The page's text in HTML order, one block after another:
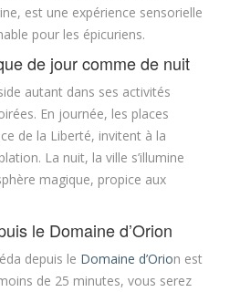
est une expérience sensorielle
pour les épicuriens.
de jour comme de nuit
autant dans ses activités
En journée, les places
de la Liberté, invitent à la
La nuit, la ville s’illumine
magique, propice aux
le Domaine d’Orion
depuis le Domaine d’Orion est
de 25 minutes, vous serez